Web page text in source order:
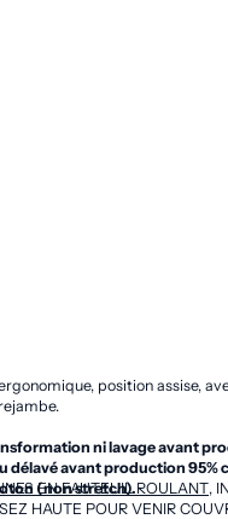
position assise,
ni lavage avant
délavé avant production 95%
(non stretch).
EN FAUTEUIL ROULANT,
HAUTE POUR VENIR